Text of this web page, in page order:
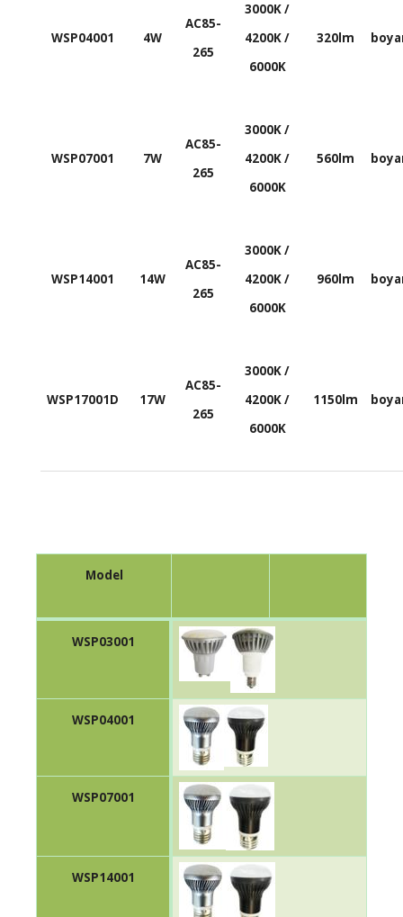
WSP04001 4W
AC85-
265
3000K /
4200K /
6000K
320lm
WSP07001 7W
AC85-
265
3000K /
4200K /
6000K
560lm
WSP14001 14W
AC85-
265
3000K /
4200K /
6000K
960lm
WSP17001D 17W
AC85-
265
3000K /
4200K /
6000K
1150lm
Model
WSP03001
WSP04001
WSP07001
WSP14001